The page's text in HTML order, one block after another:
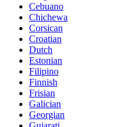
Cebuano
Chichewa
Corsican
Croatian
Dutch
Estonian
Filipino
Finnish
Frisian
Galician
Georgian